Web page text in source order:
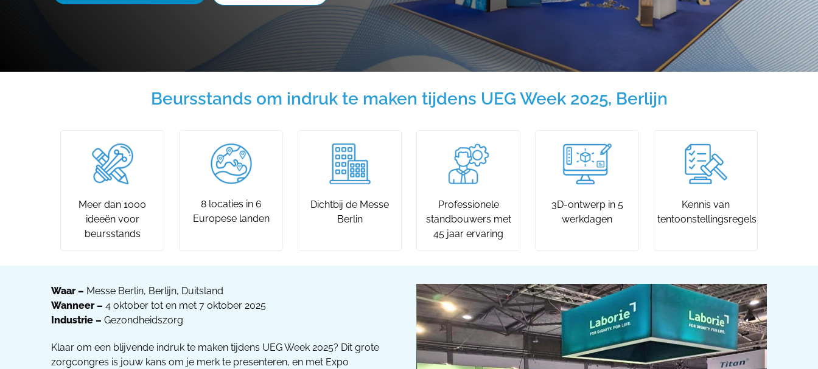
Beursstands om indruk te maken tijdens UEG Week 2025, Berlijn
Meer dan 1000
ideeën voor
beursstands
8 locaties in 6
Europese landen
Dichtbij de Messe
Berlin
Professionele
standbouwers met
45 jaar ervaring
3D-ontwerp in 5
werkdagen
Kennis van
tentoonstellingsregels
Waar – Messe Berlin, Berlijn, Duitsland
Wanneer – 4 oktober tot en met 7 oktober 2025
Industrie – Gezondheidszorg
Klaar om een blijvende indruk te maken tijdens UEG Week 2025? Dit grote
zorgcongres is jouw kans om je merk te presenteren, en met Expo